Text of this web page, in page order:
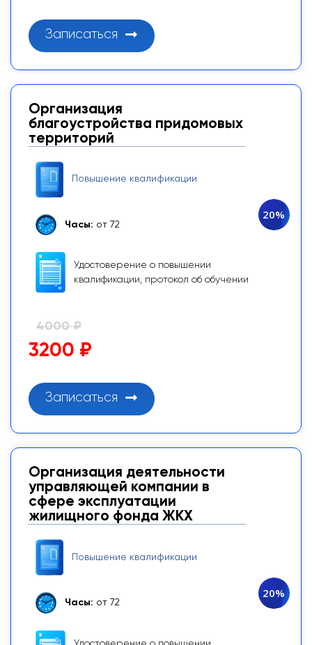
Записаться
Организация
благоустройства придомовых
территорий
Повышение квалификации
Часы: от 72
Удостоверение о повышении
квалификации, протокол об обучении
20%
4000 ₽
3200 ₽
Записаться
Организация деятельности
управляющей компании в
сфере эксплуатации
жилищного фонда ЖКХ
Повышение квалификации
Часы: от 72
20%